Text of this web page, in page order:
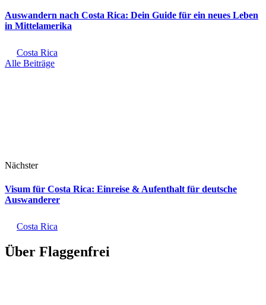
Auswandern nach Costa Rica: Dein Guide für ein neues Leben
in Mittelamerika
Costa Rica
Alle Beiträge
Nächster
Visum für Costa Rica: Einreise & Aufenthalt für deutsche
Auswanderer
Costa Rica
Über Flaggenfrei